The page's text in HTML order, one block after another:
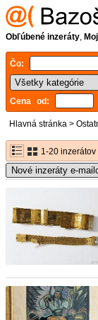
Obľúbené inzeráty,
Čo:
Cena od:
Hlavná stránka >
1-20
Nové inzeráty e-